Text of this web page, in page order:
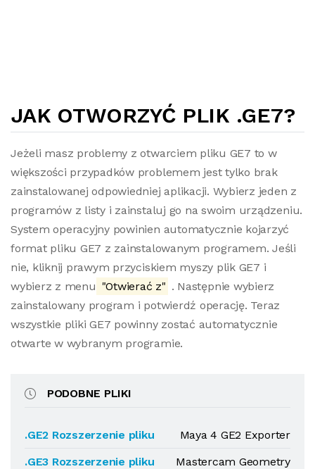
JAK OTWORZYĆ PLIK .GE7?
Jeżeli masz problemy z otwarciem pliku GE7 to w
większości przypadków problemem jest tylko brak
zainstalowanej odpowiedniej aplikacji. Wybierz jeden z
programów z listy i zainstaluj go na swoim urządzeniu.
System operacyjny powinien automatycznie kojarzyć
format pliku GE7 z zainstalowanym programem. Jeśli
nie, kliknij prawym przyciskiem myszy plik GE7 i
wybierz z menu "Otwierać z" . Następnie wybierz
zainstalowany program i potwierdź operację. Teraz
wszystkie pliki GE7 powinny zostać automatycznie
otwarte w wybranym programie.
PODOBNE PLIKI
.GE2 Rozszerzenie pliku
Maya 4 GE2 Exporter
.GE3 Rozszerzenie pliku
Mastercam Geometry